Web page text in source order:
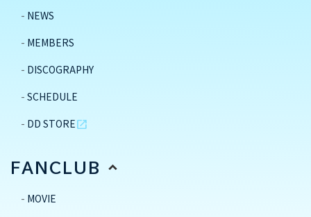
NEWS
MEMBERS
DISCOGRAPHY
SCHEDULE
DD STOREopen_in_new
FANCLUB
MOVIE